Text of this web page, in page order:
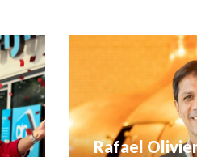
Rafael